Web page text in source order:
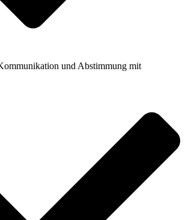
und Abstimmung mit